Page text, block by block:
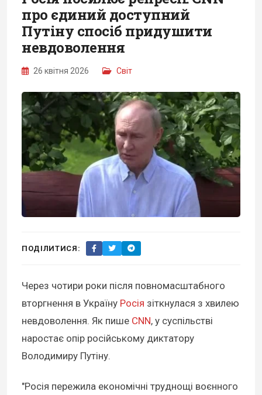
про єдиний доступний
Путіну спосіб придушити
невдоволення
26 квітня 2026 Світ
ПОДІЛИТИСЯ:
Через чотири роки після повномасштабного
вторгнення в Україну Росія зіткнулася з хвилею
невдоволення. Як пише CNN, у суспільстві
наростає опір російському диктатору
Володимиру Путіну.
"Росія пережила економічні труднощі воєнного